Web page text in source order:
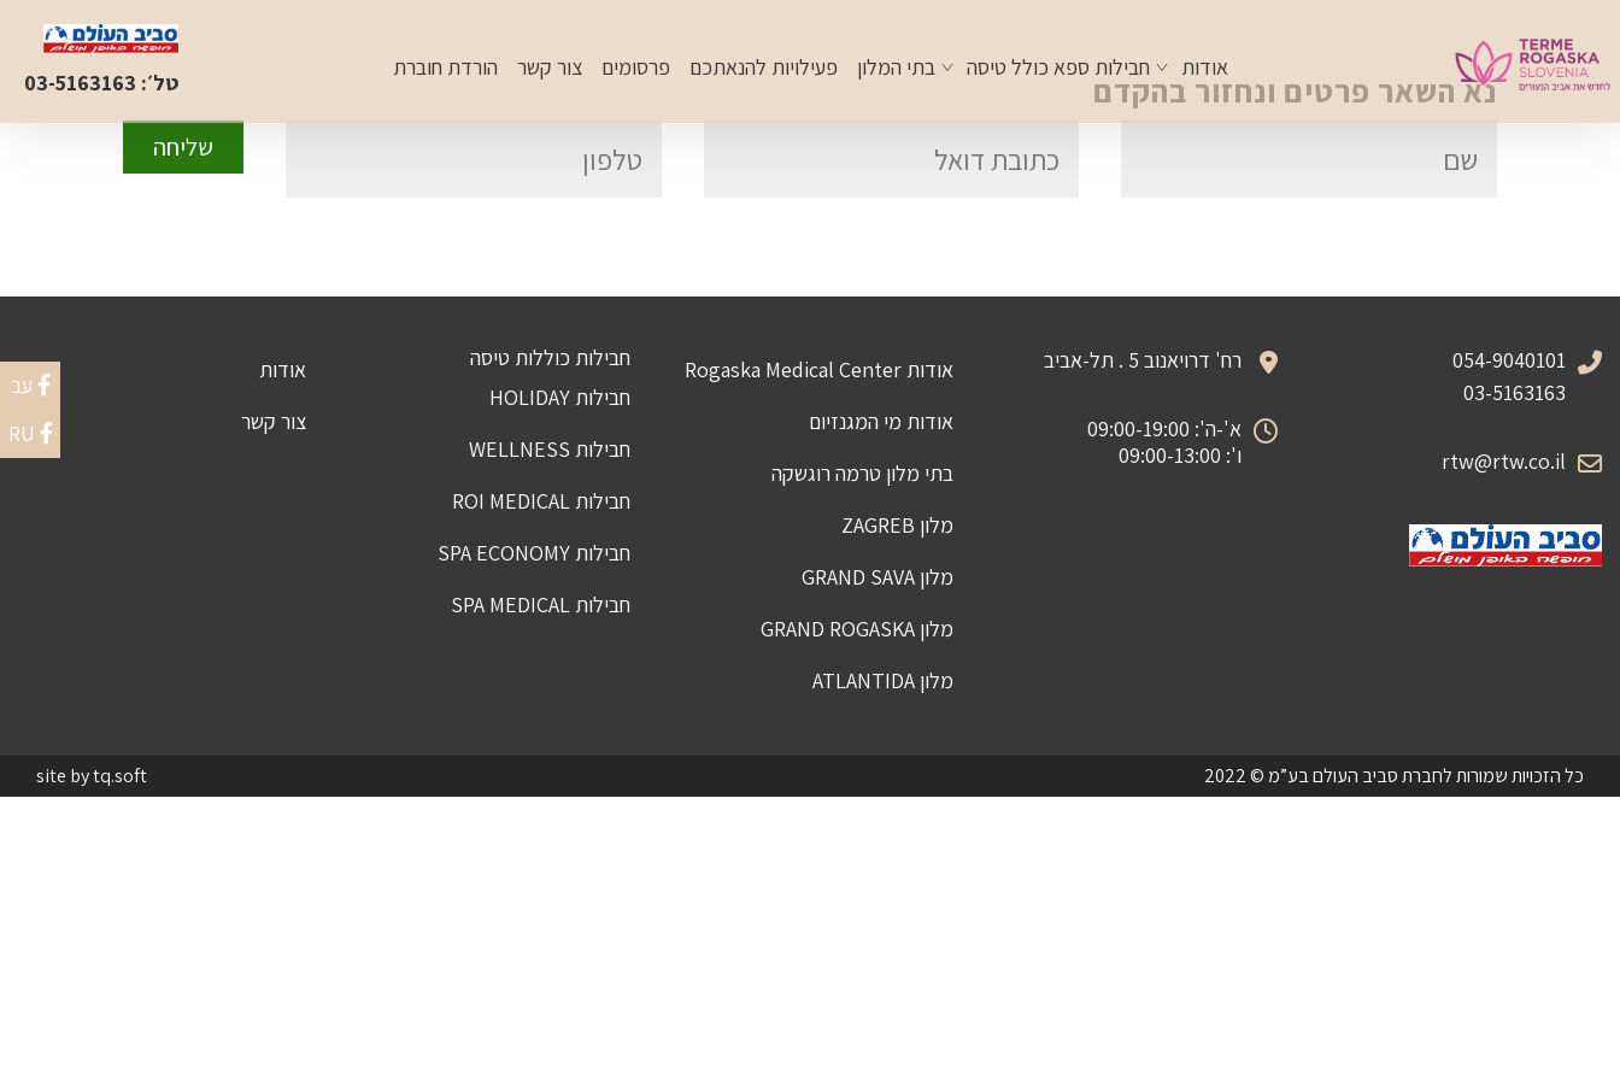
אודות חבילות ספא כולל טיסה בתי המלון פעילויות להנאתכם פרסומים צור קשר הורדת חוברת
טל׳: 03-5163163
עב
נא השאר פרטים ונחזור בהקדם
054-9040101
03-5163163
rtw@rtw.co.il
רח' דרויאנוב 5 . תל-אביב
א'-ה': 09:00-19:00
ו': 09:00-13:00
אודות Rogaska Medical Center
אודות מי המגנזיום
בתי מלון טרמה רוגשקה
מלון ZAGREB
מלון GRAND SAVA
מלון GRAND ROGASKA
מלון ATLANTIDA
חבילות כוללות טיסה
חבילות HOLIDAY
חבילות WELLNESS
חבילות ROI MEDICAL
חבילות SPA ECONOMY
חבילות SPA MEDICAL
אודות
צור קשר
כל הזכויות שמורות לחברת סביב העולם בע”מ © 2022